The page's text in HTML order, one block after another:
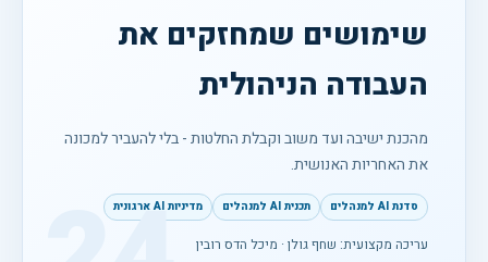
שימושים שמחזקים את
העבודה הניהולית
מהכנת ישיבה ועד משוב וקבלת החלטות - בלי להעביר למכונה
את האחריות האנושית.
סדנת AI למנהלים תכנית AI למנהלים מדיניות AI ארגונית
עריכה מקצועית: שחף גולן · מיכל הדס רובין